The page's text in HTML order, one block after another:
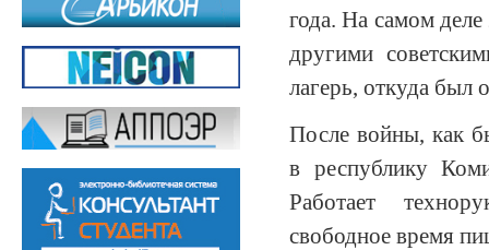
года. На самом
другими
лагерь, откуда был
После войны, как
в республику
Работает
свободное время